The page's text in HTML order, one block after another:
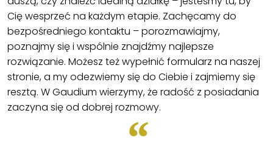
Cię wesprzeć na każdym etapie. Zachęcamy do
bezpośredniego kontaktu – porozmawiajmy,
poznajmy się i wspólnie znajdźmy najlepsze
rozwiązanie. Możesz też wypełnić formularz na naszej
stronie, a my odezwiemy się do Ciebie i zajmiemy się
resztą. W Gaudium wierzymy, że radość z posiadania
zaczyna się od dobrej rozmowy.